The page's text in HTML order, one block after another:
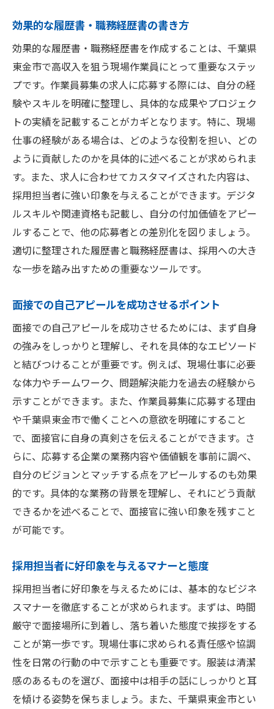
効果的な履歴書・職務経歴書の書き方
効果的な履歴書・職務経歴書を作成することは、千葉県
東金市で高収入を狙う現場作業員にとって重要なステッ
プです。作業員募集の求人に応募する際には、自分の経
験やスキルを明確に整理し、具体的な成果やプロジェク
トの実績を記載することがカギとなります。特に、現場
仕事の経験がある場合は、どのような役割を担い、どの
ように貢献したのかを具体的に述べることが求められま
す。また、求人に合わせてカスタマイズされた内容は、
採用担当者に強い印象を与えることができます。デジタ
ルスキルや関連資格も記載し、自分の付加価値をアピー
ルすることで、他の応募者との差別化を図りましょう。
適切に整理された履歴書と職務経歴書は、採用への大き
な一歩を踏み出すための重要なツールです。
面接での自己アピールを成功させるポイント
面接での自己アピールを成功させるためには、まず自身
の強みをしっかりと理解し、それを具体的なエピソード
と結びつけることが重要です。例えば、現場仕事に必要
な体力やチームワーク、問題解決能力を過去の経験から
示すことができます。また、作業員募集に応募する理由
や千葉県東金市で働くことへの意欲を明確にすること
で、面接官に自身の真剣さを伝えることができます。さ
らに、応募する企業の業務内容や価値観を事前に調べ、
自分のビジョンとマッチする点をアピールするのも効果
的です。具体的な業務の背景を理解し、それにどう貢献
できるかを述べることで、面接官に強い印象を残すこと
が可能です。
採用担当者に好印象を与えるマナーと態度
採用担当者に好印象を与えるためには、基本的なビジネ
スマナーを徹底することが求められます。まずは、時間
厳守で面接場所に到着し、落ち着いた態度で挨拶をする
ことが第一歩です。現場仕事に求められる責任感や協調
性を日常の行動の中で示すことも重要です。服装は清潔
感のあるものを選び、面接中は相手の話にしっかりと耳
を傾ける姿勢を保ちましょう。また、千葉県東金市とい